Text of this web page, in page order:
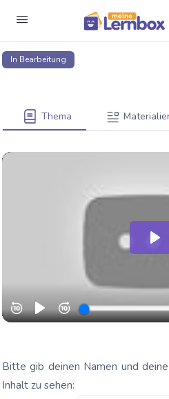
In Bearbeitung
Thema
Bitte gib deinen Namen und
Inhalt zu sehen: